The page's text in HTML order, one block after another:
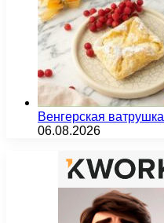
Венгерская ватрушка
06.08.2026